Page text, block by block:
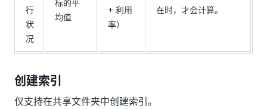
行
状
况
标的平
均值
+ 利用
率）
在时，才会计算。
创建索引
仅支持在共享文件夹中创建索引。